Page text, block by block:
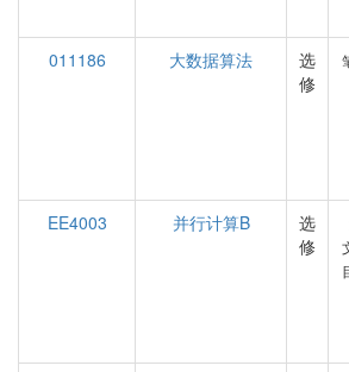
011186
大数据算法
选
修
EE4003
并行计算B
选
修